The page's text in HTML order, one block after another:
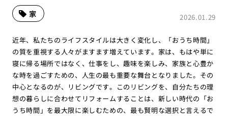
2026.01.29
家
近年、私たちのライフスタイルは大きく変化し、「おうち時間」
の質を重視する人々がますます増えています。家は、もはや単に
寝に帰る場所ではなく、仕事をし、趣味を楽しみ、家族と心豊か
な時を過ごすための、人生の最も重要な舞台となりました。その
中心となるのが、リビングです。このリビングを、自分たちの理
想の暮らしに合わせてリフォームすることは、新しい時代の「お
うち時間」を最大限に楽しむための、最も賢明な選択と言えるで